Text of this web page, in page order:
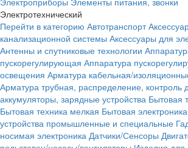
Электротехнический
Перейти в категорию Автотранспорт
канализационной системы Аксессуары для
Антенны и спутниковые технологии
пускорегулирующая Аппаратура
освещения Арматура кабельная/
Арматура трубная, распределение, контроль
аккумуляторы, зарядные устройства Бытовая
Бытовая техника мелкая Бытовая электроника
устройства промышленные и специальные
носимая электроника Датчики/Сенсоры